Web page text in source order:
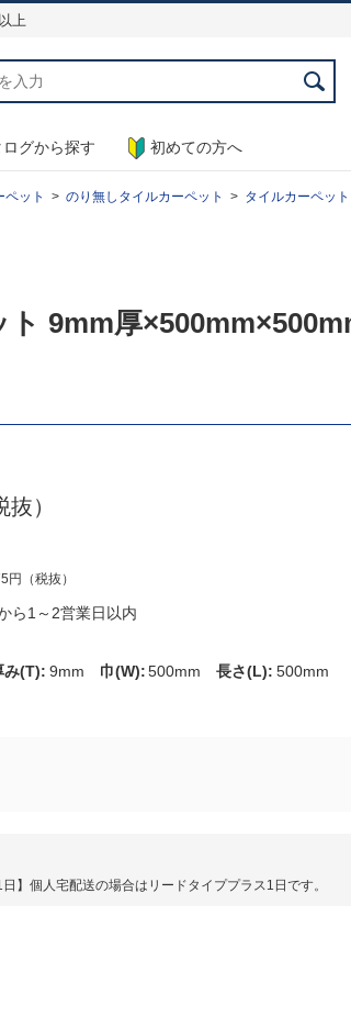
以上
ログから探す 初めての方へ
ペット のり無しタイルカーペット タイルカーペッ
9mm厚
）
円（税抜）
ら1～2営業日以内
み(T): 9mm 巾(W): 500mm長さ(L): 500mm
日】個人宅配送の場合はリードタイププラス1日です。